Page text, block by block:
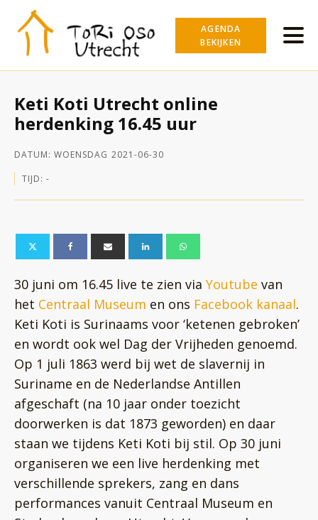
AGENDA
BEKIJKEN
Keti Koti Utrecht online
herdenking 16.45 uur
DATUM: WOENSDAG 2021-06-30
TIJD: -
30 juni om 16.45 live te zien via Youtube van
het Centraal Museum en ons Facebook kanaal.
Keti Koti is Surinaams voor ‘ketenen gebroken’
en wordt ook wel Dag der Vrijheden genoemd.
Op 1 juli 1863 werd bij wet de slavernij in
Suriname en de Nederlandse Antillen
afgeschaft (na 10 jaar onder toezicht
doorwerken is dat 1873 geworden) en daar
staan we tijdens Keti Koti bij stil. Op 30 juni
organiseren we een live herdenking met
verschillende sprekers, zang en dans
performances vanuit Centraal Museum en